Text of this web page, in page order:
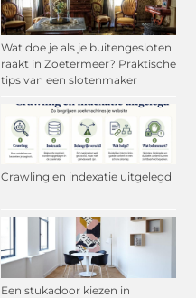
Wat doe je als je buitengesloten
raakt in Zoetermeer? Praktische
tips van een slotenmaker
Crawling en indexatie uitgelegd
Een stukadoor kiezen in